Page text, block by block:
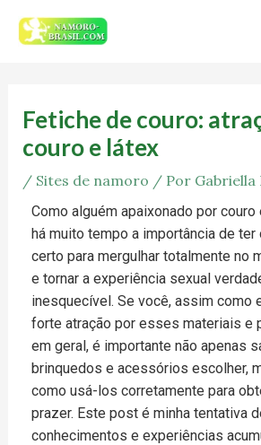
para
Fetiche de couro:
couro e látex
/ Sites de namoro / Por
Como alguém apaixonado por
há muito tempo a importância de ter
certo para mergulhar totalmente no
e tornar a experiência sexual
inesquecível. Se você, assim como
forte atração por esses materiais e
em geral, é importante não apenas
brinquedos e acessórios escolher,
como usá-los corretamente para
prazer. Este post é minha tentativa
conhecimentos e experiências